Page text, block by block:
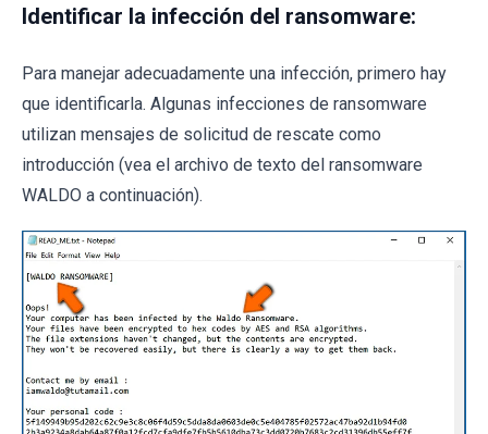
Identificar la infección del ransomware:
Para manejar adecuadamente una infección, primero hay
que identificarla. Algunas infecciones de ransomware
utilizan mensajes de solicitud de rescate como
introducción (vea el archivo de texto del ransomware
WALDO a continuación).